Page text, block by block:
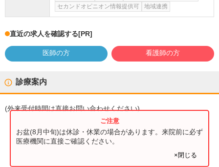
セカンドオピニオン情報提供可
地域連携
直近の求人を確認する[PR]
医師の方 看護師の方
診療案内
(外来受付時間は直接お問い合わせください)
お盆(8月中旬)は休診・休業の場合があります。来院前に必ず
医療機関に直接ご確認ください。
×閉じる